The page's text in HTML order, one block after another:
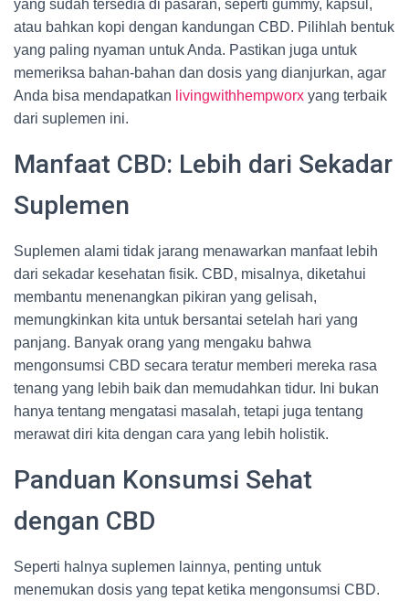
yang sudah tersedia di pasaran, seperti gummy, kapsul,
atau bahkan kopi dengan kandungan CBD. Pilihlah bentuk
yang paling nyaman untuk Anda. Pastikan juga untuk
memeriksa bahan-bahan dan dosis yang dianjurkan, agar
Anda bisa mendapatkan livingwithhempworx yang terbaik
dari suplemen ini.
Manfaat CBD: Lebih dari Sekadar
Suplemen
Suplemen alami tidak jarang menawarkan manfaat lebih
dari sekadar kesehatan fisik. CBD, misalnya, diketahui
membantu menenangkan pikiran yang gelisah,
memungkinkan kita untuk bersantai setelah hari yang
panjang. Banyak orang yang mengaku bahwa
mengonsumsi CBD secara teratur memberi mereka rasa
tenang yang lebih baik dan memudahkan tidur. Ini bukan
hanya tentang mengatasi masalah, tetapi juga tentang
merawat diri kita dengan cara yang lebih holistik.
Panduan Konsumsi Sehat
dengan CBD
Seperti halnya suplemen lainnya, penting untuk
menemukan dosis yang tepat ketika mengonsumsi CBD.